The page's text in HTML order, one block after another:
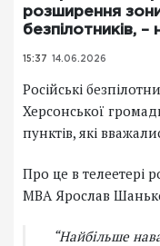
розширення
безпілотників,
15:37 14.06.2026
Російські
Херсонської
пунктів, які
Про це в телеетері
МВА Ярослав
“Найбільше